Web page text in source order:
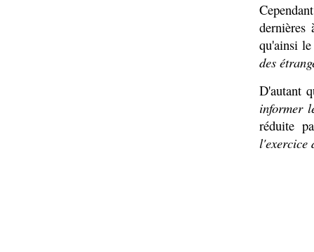
qu'ainsi
des
D'autant
informer
réduite
l'exercice